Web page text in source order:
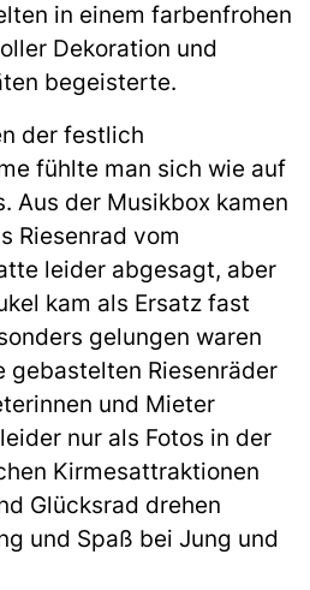
in einem farbenfrohen
Dekoration und
begeisterte.
der festlich
fühlte man sich wie auf
Aus der Musikbox kamen
Riesenrad vom
leider abgesagt, aber
kam als Ersatz fast
gelungen waren
gebastelten Riesenräder
und Mieter
nur als Fotos in der
Kirmesattraktionen
Glücksrad drehen
und Spaß bei Jung und